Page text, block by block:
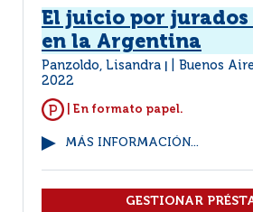
El juicio por jurados
en la Argentina
Panzoldo, Lisandra Buenos
2022
| En formato papel.
MÁS INFORMACIÓN...